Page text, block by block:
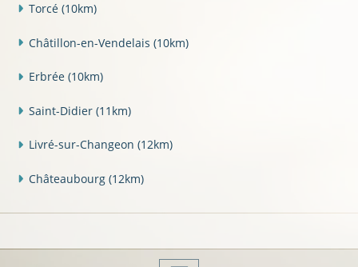
Torcé (10km)
Châtillon-en-Vendelais (10km)
Erbrée (10km)
Saint-Didier (11km)
Livré-sur-Changeon (12km)
Châteaubourg (12km)